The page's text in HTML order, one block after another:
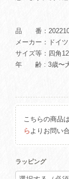
品 番：
メーカー：ドイ
サイズ等：四角
年 齢 : 3歳〜
こちらの商品
ら よりお問い
ラッピング